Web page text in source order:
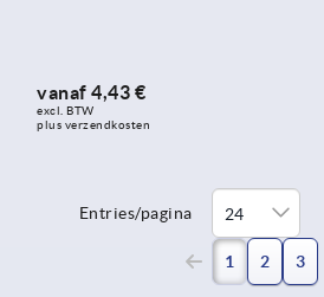
vanaf 4,43 €
excl. BTW
plus verzendkosten
Entries/pagina
1 (current)
2 3